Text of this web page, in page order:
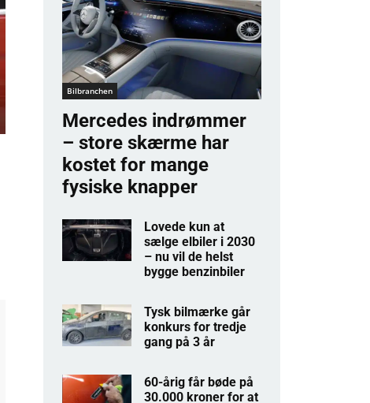
Bilbranchen
Mercedes indrømmer
– store skærme har
kostet for mange
fysiske knapper
Lovede kun at
sælge elbiler i 2030
– nu vil de helst
bygge benzinbiler
Tysk bilmærke går
konkurs for tredje
gang på 3 år
60-årig får bøde på
30.000 kroner for at